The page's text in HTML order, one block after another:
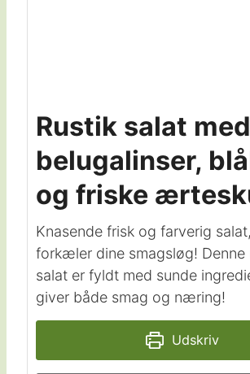
Rustik salat med
belugalinser,
og friske
Knasende frisk og farverig
forkæler dine smagsløg! Denne
salat er fyldt med sunde
giver både smag og næring!
Udskriv